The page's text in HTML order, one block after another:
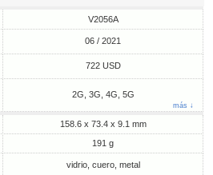
V2056A
06 / 2021
722 USD
2G, 3G, 4G, 5G
más ↓
158.6 x 73.4 x 9.1 mm
191 g
vidrio, cuero, metal